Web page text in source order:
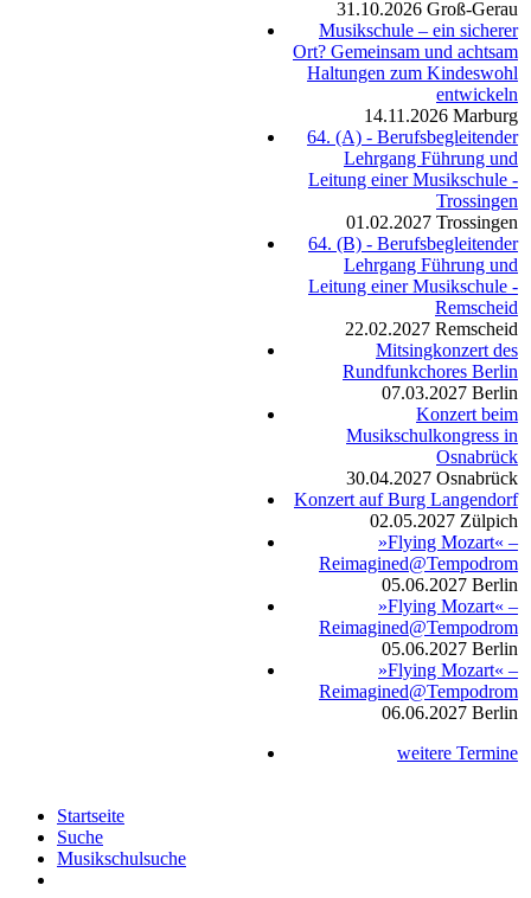
31.10.2026 Groß-Gerau
Musikschule – ein sicherer
Ort? Gemeinsam und achtsam
Haltungen zum Kindeswohl
entwickeln
14.11.2026 Marburg
64. (A) - Berufsbegleitender
Lehrgang Führung und
Leitung einer Musikschule -
Trossingen
01.02.2027 Trossingen
64. (B) - Berufsbegleitender
Lehrgang Führung und
Leitung einer Musikschule -
Remscheid
22.02.2027 Remscheid
Mitsingkonzert des
Rundfunkchores Berlin
07.03.2027 Berlin
Konzert beim
Musikschulkongress in
Osnabrück
30.04.2027 Osnabrück
Konzert auf Burg Langendorf
02.05.2027 Zülpich
»Flying Mozart« –
Reimagined@Tempodrom
05.06.2027 Berlin
»Flying Mozart« –
Reimagined@Tempodrom
05.06.2027 Berlin
»Flying Mozart« –
Reimagined@Tempodrom
06.06.2027 Berlin
weitere Termine
Startseite
Suche
Musikschulsuche